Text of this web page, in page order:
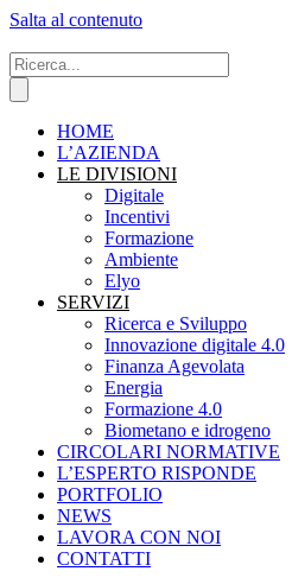
Salta al contenuto
HOME
L’AZIENDA
LE DIVISIONI
Digitale
Incentivi
Formazione
Ambiente
Elyo
SERVIZI
Ricerca e Sviluppo
Innovazione digitale 4.0
Finanza Agevolata
Energia
Formazione 4.0
Biometano e idrogeno
CIRCOLARI NORMATIVE
L’ESPERTO RISPONDE
PORTFOLIO
NEWS
LAVORA CON NOI
CONTATTI